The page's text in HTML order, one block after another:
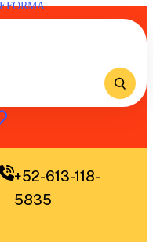
+52-613-118-
5835